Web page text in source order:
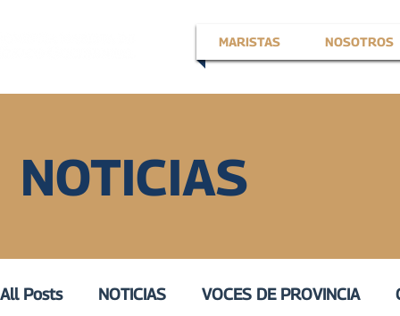
MARISTAS NOSOTROS
NOTICIAS
All Posts NOTICIAS VOCES DE PROVINCIA